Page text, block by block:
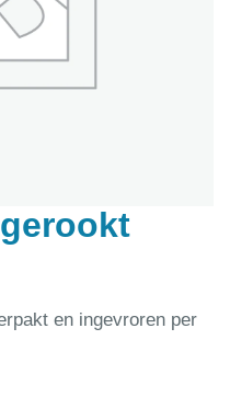
en ingevroren per